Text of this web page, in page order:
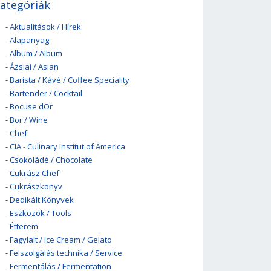
-Aktualitások / Hírek
-Alapanyag
-Album / Album
-Ázsiai / Asian
-Barista / Kávé / Coffee Speciality
-Bartender / Cocktail
-Bocuse dOr
-Bor / Wine
-Chef
-CIA - Culinary Institut of America
-Csokoládé / Chocolate
-Cukrász Chef
-Cukrászkönyv
-Dedikált Könyvek
-Eszközök / Tools
-Étterem
-Fagylalt / Ice Cream / Gelato
-Felszolgálás technika / Service
-Fermentálás / Fermentation